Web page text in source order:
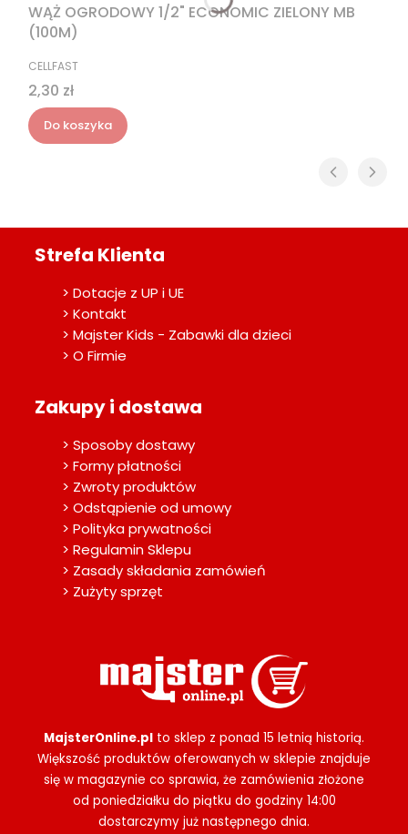
WĄŻ OGRODOWY 1/2" ECONOMIC ZIELONY MB
(100M)
PRODUCENT
CELLFAST
Cena
2,30 zł
Do koszyka
Strefa Klienta
> Dotacje z UP i UE
> Kontakt
> Majster Kids - Zabawki dla dzieci
> O Firmie
Zakupy i dostawa
> Sposoby dostawy
> Formy płatności
> Zwroty produktów
> Odstąpienie od umowy
> Polityka prywatności
> Regulamin Sklepu
> Zasady składania zamówień
> Zużyty sprzęt
MajsterOnline.pl to sklep z ponad 15 letnią historią.
Większość produktów oferowanych w sklepie znajduje
się w magazynie co sprawia, że zamówienia złożone
od poniedziałku do piątku do godziny 14:00
dostarczymy już następnego dnia.